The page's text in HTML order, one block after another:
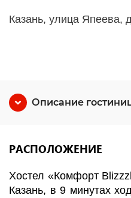
Казань, улица Япеева,
Описание
РАСПОЛОЖЕНИЕ
Хостел «Комфорт
Казань, в 9 минутах